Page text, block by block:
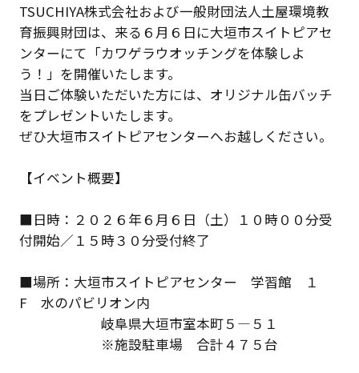
TSUCHIYA株式会社および一般財団法人土屋環境教
育振興財団は、来る６月６日に大垣市スイトピアセ
ンターにて「カワゲラウオッチングを体験しよ
う！」を開催いたします。
当日ご体験いただいた方には、オリジナル缶バッチ
をプレゼントいたします。
ぜひ大垣市スイトピアセンターへお越しください。
【イベント概要】
■日時：２０２６年６月６日（土）１０時００分受
付開始／１５時３０分受付終了
■場所：大垣市スイトピアセンター 学習館 １
F 水のパビリオン内
岐阜県大垣市室本町５―５１
※施設駐車場 合計４７５台